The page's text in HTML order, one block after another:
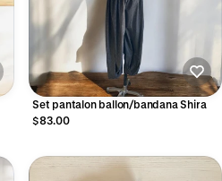
Set pantalon ballon/bandana Shira
$83.00